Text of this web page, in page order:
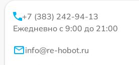
+7 (383) 242-94-13
Ежедневно с 9:00 до 21:00
info@re-hobot.ru